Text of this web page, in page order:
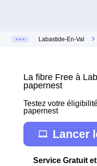
Labastide-En-Val
La fibre Free à
papernest
Testez votre
papernest
Lancer
Service Gratuit